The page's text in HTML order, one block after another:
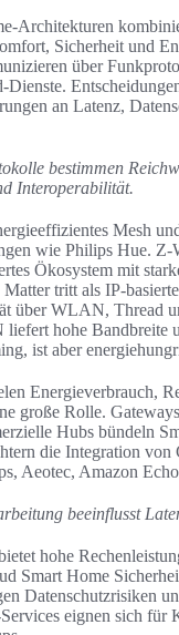
Architekturen
Sicherheit und
über
Dienste.
an Latenz,
bestimmen
Interoperabilität.
Mesh
wie Philips Hue. Z-
Ökosystem mit
tritt als IP-
über WLAN, Thread
hohe Bandbreite
ist aber
Energieverbrauch,
große Rolle.
Hubs bündeln
die Integration von
Aeotec, Amazon
beeinflusst
hohe
Smart Home
Datenschutzrisiken
eignen sich für